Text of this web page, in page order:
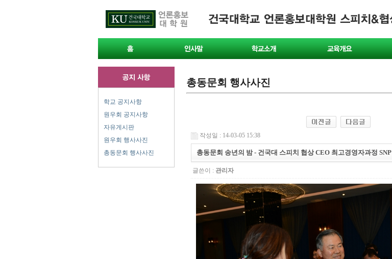
학교 공지사항
원우회 공지사항
자유게시판
원우회 행사사진
총동문회 행사사진
총동문회 행사사진
작성일 : 14-03-05 15:38
총동문회 송년의 밤 - 건국대 스피치 협상 CEO 최고경영자과정 SNP
글쓴이 : 관리자